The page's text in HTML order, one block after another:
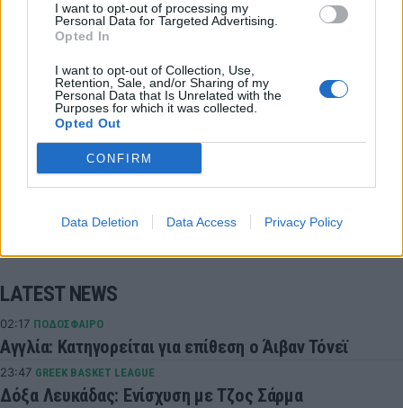
I want to opt-out of processing my
Personal Data for Targeted Advertising.
Opted In
I want to opt-out of Collection, Use,
Retention, Sale, and/or Sharing of my
Personal Data that Is Unrelated with the
Purposes for which it was collected.
Opted Out
CONFIRM
Data Deletion Data Access Privacy Policy
αποελ Πάμπλο Γκαρσία
COMMENTS
Συνδεθείτε για να σχολιάσετε
LATEST NEWS
02:17 ΠΟΔΟΣΦΑΙΡΟ
Αγγλία: Κατηγορείται για επίθεση ο Άιβαν Τόνεϊ
23:47 GREEK BASKET LEAGUE
Δόξα Λευκάδας: Ενίσχυση με Τζος Σάρμα